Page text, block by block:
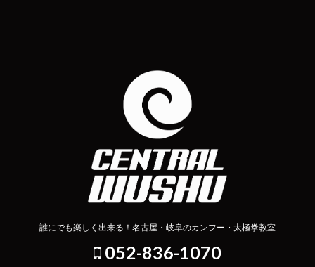
誰にでも楽しく出来る！名古屋・岐阜のカンフー・太極拳教室
052-836-1070